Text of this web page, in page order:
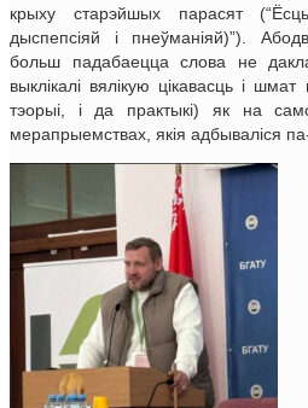
крыху старэйшых парасят
дыспепсіяй і пнеўманіяй)”).
больш падабаецца слова не
выклікалі вялікую цікавасць і
тэорыі, і да практыкі) як на
мерапрыемствах, якія адбываліся